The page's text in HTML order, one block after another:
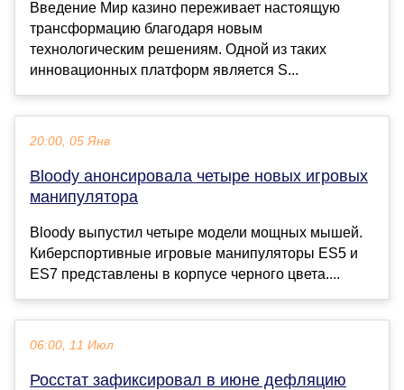
Введение Мир казино переживает настоящую
трансформацию благодаря новым
технологическим решениям. Одной из таких
инновационных платформ является S...
20:00, 05 Янв
Bloody анонсировала четыре новых игровых
манипулятора
Bloody выпустил четыре модели мощных мышей.
Киберспортивные игровые манипуляторы ES5 и
ES7 представлены в корпусе черного цвета....
06:00, 11 Июл
Росстат зафиксировал в июне дефляцию